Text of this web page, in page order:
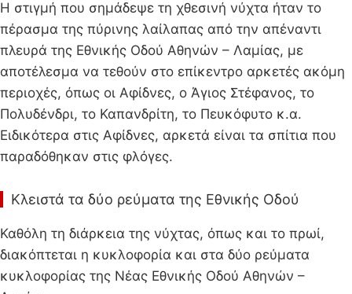
Η στιγμή που σημάδεψε τη χθεσινή νύχτα ήταν το
πέρασμα της πύρινης λαίλαπας από την απέναντι
πλευρά της Εθνικής Οδού Αθηνών – Λαμίας, με
αποτέλεσμα να τεθούν στο επίκεντρο αρκετές ακόμη
περιοχές, όπως οι Αφίδνες, ο Άγιος Στέφανος, το
Πολυδένδρι, το Καπανδρίτη, το Πευκόφυτο κ.α.
Ειδικότερα στις Αφίδνες, αρκετά είναι τα σπίτια που
παραδόθηκαν στις φλόγες.
Κλειστά τα δύο ρεύματα της Εθνικής Οδού
Καθόλη τη διάρκεια της νύχτας, όπως και το πρωί,
διακόπτεται η κυκλοφορία και στα δύο ρεύματα
κυκλοφορίας της Νέας Εθνικής Οδού Αθηνών –